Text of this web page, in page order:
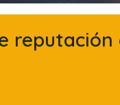
reputación